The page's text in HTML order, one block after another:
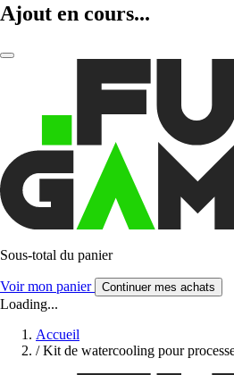
Ajout en cours...
Sous-total du panier
Voir mon panier Continuer mes achats
Loading...
Accueil
/ Kit de watercooling pour